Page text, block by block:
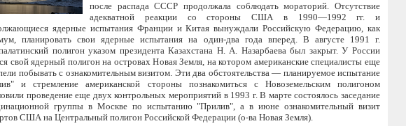
после распада СССР продолжала соблюдать мораторий. Отсутствие
адекватной реакции со стороны США в 1990—1992 гг. и
ядерные испытания Франции и Китая вынуждали Российскую Федерацию, как
планировать свои ядерные испытания на один-два года вперед. В августе 1991 г.
полигон указом президента Казахстана Н. А. Назарбаева был закрыт. У России
свой ядерный полигон на островах Новая Земля, на котором американские специалисты еще
побывать с ознакомительным визитом. Эти два обстоятельства — планируемое испытание
и стремление американской стороны познакомиться с Новоземельским полигоном
проведение еще двух контрольных мероприятий в 1993 г. В марте состоялось заседание
группы в Москве по испытанию "Прилив", а в июне ознакомительный визит
США на Центральный полигон Российской Федерации (о-ва Новая Земля).